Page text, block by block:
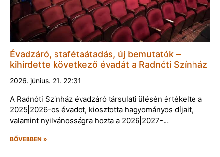
Évadzáró, stafétaátadás, új bemutatók –
kihirdette következő évadát a Radnóti Színház
2026. június. 21. 22:31
A Radnóti Színház évadzáró társulati ülésén értékelte a
2025|2026-os évadot, kiosztotta hagyományos díjait,
valamint nyilvánosságra hozta a 2026|2027-…
BŐVEBBEN »